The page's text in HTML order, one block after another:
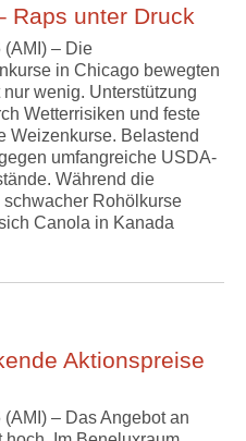
Raps unter Druck
(AMI) – Die
in Chicago bewegten
wenig. Unterstützung
Wetterrisiken und feste
Weizenkurse. Belastend
umfangreiche USDA-
Während die
Rohölkurse
Canola in Kanada
Aktionspreise
(AMI) – Das Angebot an